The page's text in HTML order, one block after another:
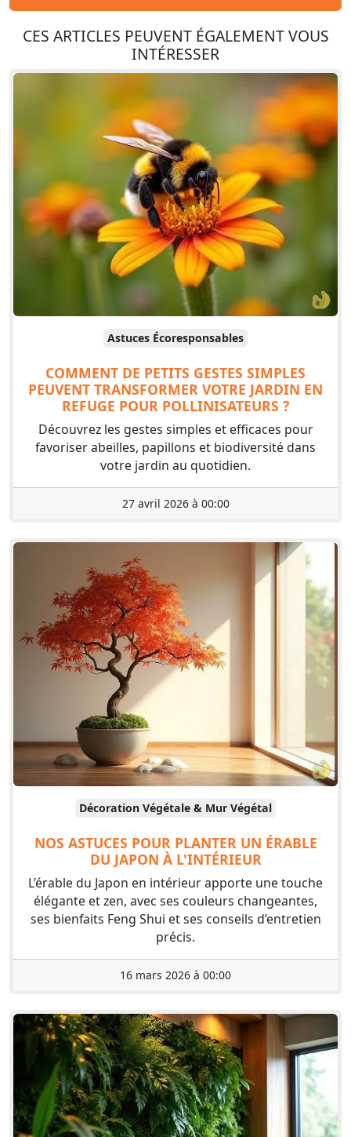
CES ARTICLES PEUVENT ÉGALEMENT VOUS
INTÉRESSER
Astuces Écoresponsables
COMMENT DE PETITS GESTES SIMPLES
PEUVENT TRANSFORMER VOTRE JARDIN EN
REFUGE POUR POLLINISATEURS ?
Découvrez les gestes simples et efficaces pour
favoriser abeilles, papillons et biodiversité dans
votre jardin au quotidien.
27 avril 2026 à 00:00
Décoration Végétale & Mur Végétal
NOS ASTUCES POUR PLANTER UN ÉRABLE
DU JAPON À L'INTÉRIEUR
L’érable du Japon en intérieur apporte une touche
élégante et zen, avec ses couleurs changeantes,
ses bienfaits Feng Shui et ses conseils d’entretien
précis.
16 mars 2026 à 00:00